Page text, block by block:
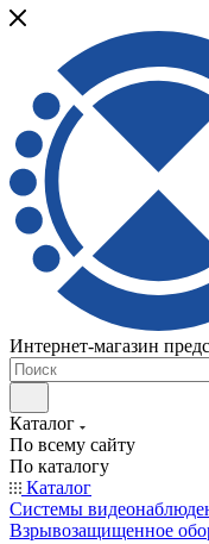
Интернет-магазин
Каталог
По всему сайту
По каталогу
Каталог
Системы
Взрывозащищенное